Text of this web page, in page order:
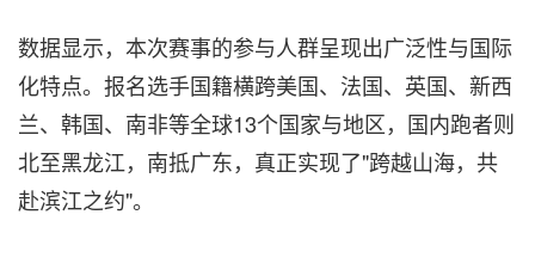
数据显示，本次赛事的参与人群呈现出广泛性与国际
化特点。报名选手国籍横跨美国、法国、英国、新西
兰、韩国、南非等全球13个国家与地区，国内跑者则
北至黑龙江，南抵广东，真正实现了"跨越山海，共
赴滨江之约"。